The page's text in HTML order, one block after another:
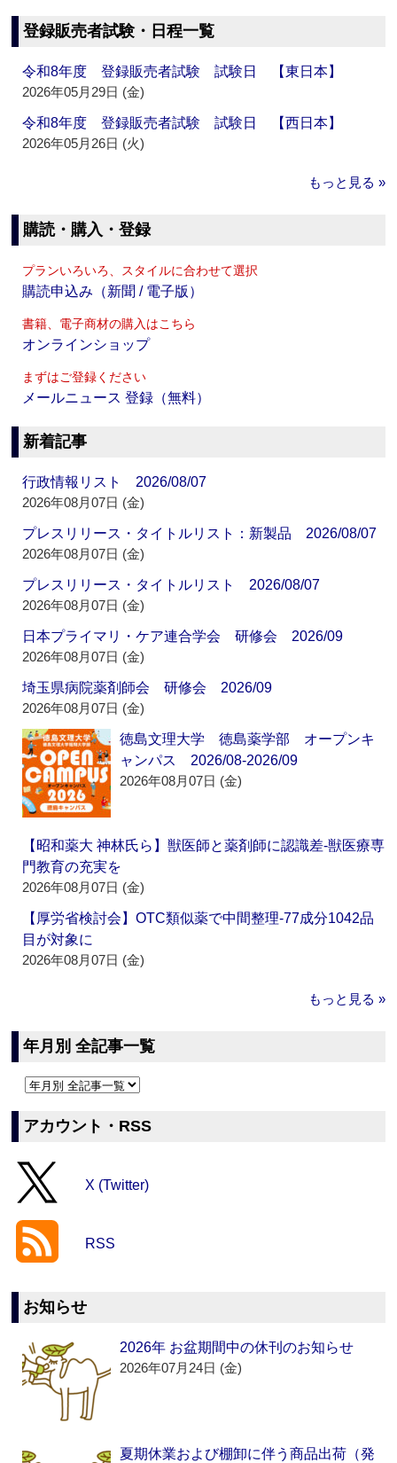
登録販売者試験・日程一覧
令和8年度 登録販売者試験 試験日 【東日本】
2026年05月29日 (金)
令和8年度 登録販売者試験 試験日 【西日本】
2026年05月26日 (火)
もっと見る »
購読・購入・登録
プランいろいろ、スタイルに合わせて選択
購読申込み（新聞 / 電子版）
書籍、電子商材の購入はこちら
オンラインショップ
まずはご登録ください
メールニュース 登録（無料）
新着記事
行政情報リスト 2026/08/07
2026年08月07日 (金)
プレスリリース・タイトルリスト：新製品 2026/08/07
2026年08月07日 (金)
プレスリリース・タイトルリスト 2026/08/07
2026年08月07日 (金)
日本プライマリ・ケア連合学会 研修会 2026/09
2026年08月07日 (金)
埼玉県病院薬剤師会 研修会 2026/09
2026年08月07日 (金)
徳島文理大学 徳島薬学部 オープンキ
ャンパス 2026/08-2026/09
2026年08月07日 (金)
【昭和薬大 神林氏ら】獣医師と薬剤師に認識差‐獣医療専
門教育の充実を
2026年08月07日 (金)
【厚労省検討会】OTC類似薬で中間整理‐77成分1042品
目が対象に
2026年08月07日 (金)
もっと見る »
年月別 全記事一覧
アカウント・RSS
X (Twitter)
RSS
お知らせ
2026年 お盆期間中の休刊のお知らせ
2026年07月24日 (金)
夏期休業および棚卸に伴う商品出荷（発